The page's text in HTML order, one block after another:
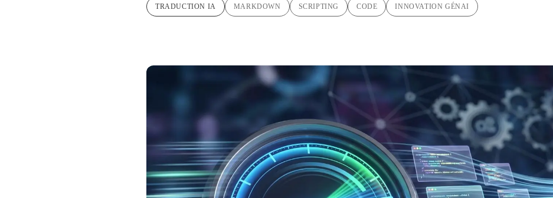
TRADUCTION IA MARKDOWN SCRIPTING CODE INNOVATION GÉNAI